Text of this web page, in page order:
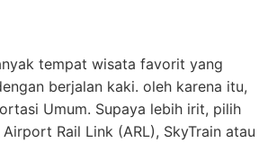
tempat wisata favorit yang
berjalan kaki. oleh karena itu,
Umum. Supaya lebih irit, pilih
Rail Link (ARL), SkyTrain atau